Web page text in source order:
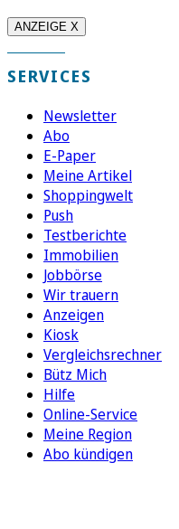
ANZEIGE X
SERVICES
Newsletter
Abo
E-Paper
Meine Artikel
Shoppingwelt
Push
Testberichte
Immobilien
Jobbörse
Wir trauern
Anzeigen
Kiosk
Vergleichsrechner
Bütz Mich
Hilfe
Online-Service
Meine Region
Abo kündigen